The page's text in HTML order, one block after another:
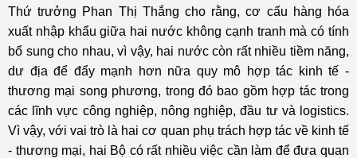
Thứ trưởng Phan Thị Thắng cho rằng, cơ cấu hàng hóa
xuất nhập khẩu giữa hai nước không cạnh tranh mà có tính
bổ sung cho nhau, vì vậy, hai nước còn rất nhiều tiềm năng,
dư địa để đẩy mạnh hơn nữa quy mô hợp tác kinh tế -
thương mại song phương, trong đó bao gồm hợp tác trong
các lĩnh vực công nghiệp, nông nghiệp, đầu tư và logistics.
Vì vậy, với vai trò là hai cơ quan phụ trách hợp tác về kinh tế
- thương mại, hai Bộ có rất nhiều việc cần làm để đưa quan